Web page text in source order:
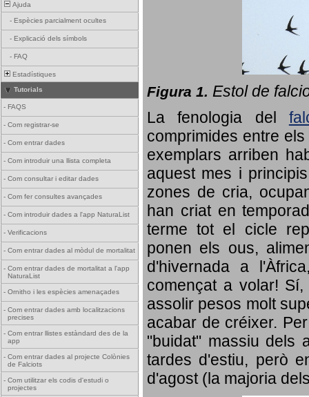
Ajuda
- Espècies parcialment ocultes
- Explicació dels símbols
- FAQ
Estadístiques
Tutorials
- FAQS
- Com registrar-se
- Com entrar dades
- Com introduir una llista completa
- Com consultar i editar dades
- Com fer consultes avançades
- Com introduir dades a l'app NaturaList
- Verificacions
- Com entrar dades al mòdul de mortalitat
- Com entrar dades de mortalitat a l'app
NaturaList
- Ornitho i les espècies amenaçades
- Com entrar dades amb localitzacions
precises
- Com entrar llistes estàndard des de la
app
- Com entrar dades al projecte Colònies
de Falciots
- Com utilitzar els codis d'estudi o
projectes
Figura 1. Estol de
La fenologia del
comprimides entre
exemplars arriben
aquest mes i
zones de cria,
han criat en
terme tot el cicle
ponen els ous,
d'hivernada a
començat a volar!
assolir pesos molt
acabar de créixer.
"buidat" massiu dels
tardes d'estiu, però
d'agost (la majoria